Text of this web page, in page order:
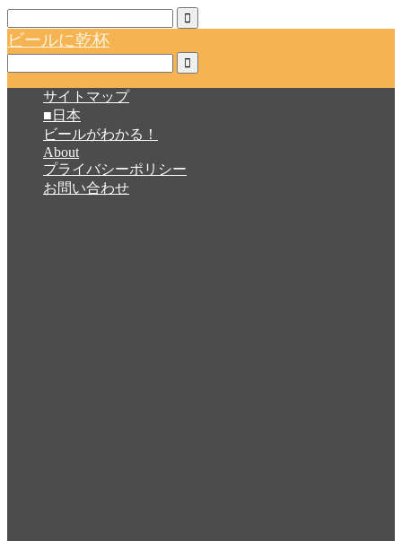
ビールに乾杯
サイトマップ
■日本
ビールがわかる！
About
プライバシーポリシー
お問い合わせ